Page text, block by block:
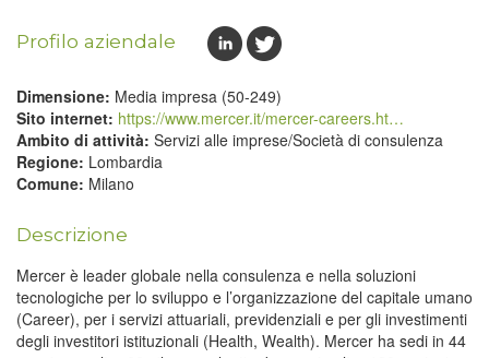
Profilo aziendale
Dimensione: Media impresa (50-249)
Sito internet: https://www.mercer.it/mercer-careers.ht…
Ambito di attività: Servizi alle imprese/Società di consulenza
Regione: Lombardia
Comune: Milano
Descrizione
Mercer è leader globale nella consulenza e nella soluzioni
tecnologiche per lo sviluppo e l’organizzazione del capitale umano
(Career), per i servizi attuariali, previdenziali e per gli investimenti
degli investitori istituzionali (Health, Wealth). Mercer ha sedi in 44